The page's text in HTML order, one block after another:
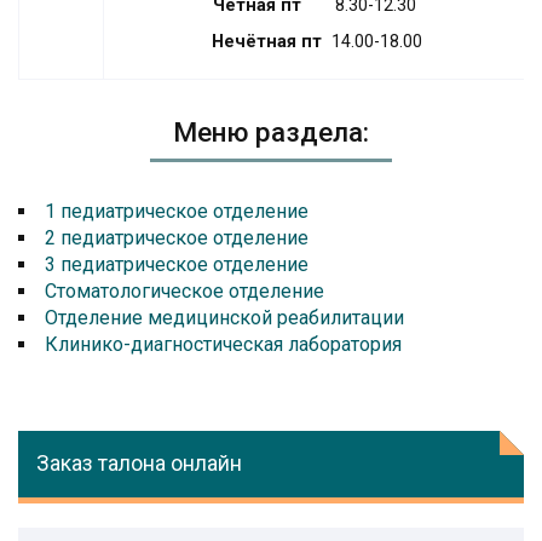
Чётная пт 8.30-12.30
Нечётная пт14.00-18.00
Меню раздела:
1 педиатрическое отделение
2 педиатрическое отделение
3 педиатрическое отделение
Стоматологическое отделение
Отделение медицинской реабилитации
Клинико-диагностическая лаборатория
Заказ талона онлайн